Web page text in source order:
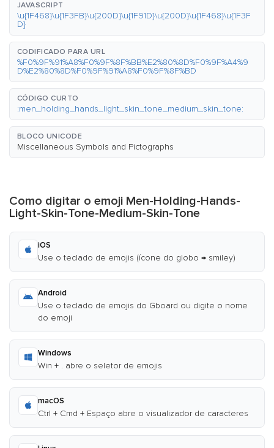
JAVASCRIPT
\u{1F468}\u{1F3FB}\u{200D}\u{1F91D}\u{200D}\u{1F468}\u{1F3F
D}
CODIFICADO PARA URL
%F0%9F%91%A8%F0%9F%8F%BB%E2%80%8D%F0%9F%A4%9
D%E2%80%8D%F0%9F%91%A8%F0%9F%8F%BD
CÓDIGO CURTO
:men_holding_hands_light_skin_tone_medium_skin_tone:
BLOCO UNICODE
Miscellaneous Symbols and Pictographs
Como digitar o emoji Men-Holding-Hands-
Light-Skin-Tone-Medium-Skin-Tone
iOS
Use o teclado de emojis (ícone do globo → smiley)
Android
Use o teclado de emojis do Gboard ou digite o nome
do emoji
Windows
Win + . abre o seletor de emojis
macOS
Ctrl + Cmd + Espaço abre o visualizador de caracteres